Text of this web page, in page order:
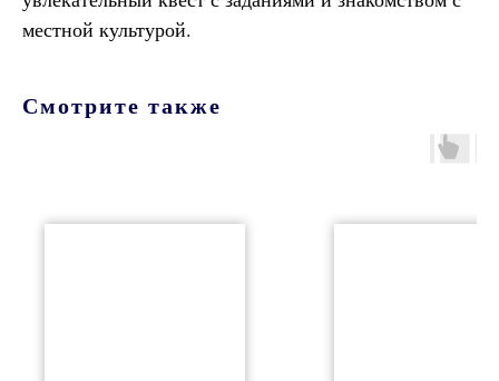
местной культурой.
Смотрите также